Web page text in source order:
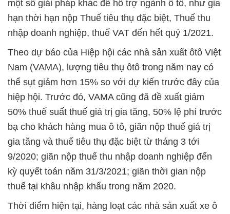
một số giải pháp khác để hỗ trợ ngành ô tô, như gia
hạn thời hạn nộp Thuế tiêu thụ đặc biệt, Thuế thu
nhập doanh nghiệp, thuế VAT đến hết quý 1/2021.
Theo dự báo của Hiệp hội các nhà sản xuất ôtô Việt
Nam (VAMA), lượng tiêu thụ ôtô trong năm nay có
thể sụt giảm hơn 15% so với dự kiến trước đây của
hiệp hội. Trước đó, VAMA cũng đã đề xuất giảm
50% thuế suất thuế giá trị gia tăng, 50% lệ phí trước
bạ cho khách hàng mua ô tô, giãn nộp thuế giá trị
gia tăng và thuế tiêu thụ đặc biệt từ tháng 3 tới
9/2020; giãn nộp thuế thu nhập doanh nghiệp đến
kỳ quyết toán năm 31/3/2021; giãn thời gian nộp
thuế tại khâu nhập khẩu trong năm 2020.
Thời điểm hiện tại, hàng loạt các nhà sản xuất xe ô